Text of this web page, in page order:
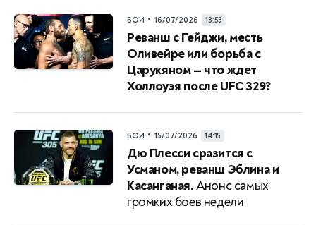
БОИ • 16/07/2026 13:53
Реванш с Гейджи, месть
Оливейре или борьба с
Царукяном — что ждет
Холлоуэя после UFC 329?
БОИ • 15/07/2026 14:15
Дю Плесси сразится с
Усманом, реванш Эблина и
Касанганая.Анонс самых
громких боев недели